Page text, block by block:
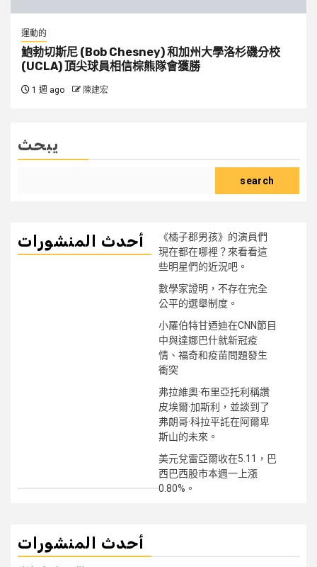
運動的
鮑勃切斯尼 (Bob Chesney) 和加州大學洛杉磯分校
(UCLA) 頂尖球員相信棕熊隊會獲勝
1 週 ago 陳建宏
يبحث
search
أحدث المنشورات
《橘子郡男孩》的演員們
現在都在哪裡？來看看這
些明星們的近況吧。
數學家證明，不存在完全
公平的選舉制度。
小羅伯特甘迺迪在CNN節目
中與達娜巴什就新冠疫
情、福奇和疫苗問題發生
衝突
弗拉維奧·布里亞托利稱讚
皮埃爾·加斯利，並談到了
弗朗哥·科拉平託在阿爾卑
斯山的未來。
美元兌雷亞爾收在5.11，巴
西巴西股市本週一上漲
0.80%。
أحدث المنشورات